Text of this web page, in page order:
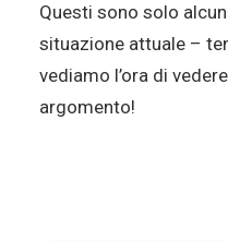
Questi sono solo
situazione attuale –
vediamo l’ora di
argomento!